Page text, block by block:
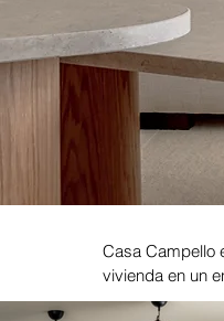
Casa Campello
vivienda en un